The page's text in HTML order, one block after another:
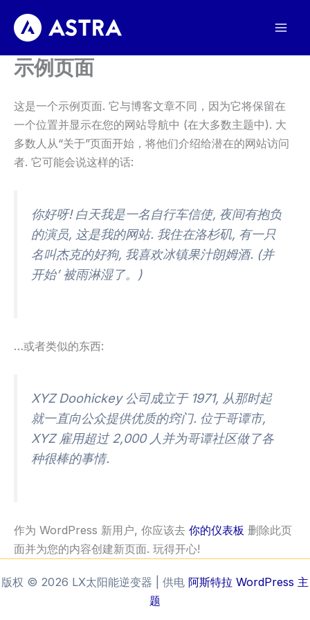
示例页面
这是一个示例页面. 它与博客文章不同，因为它将保留在
一个位置并显示在您的网站导航中 (在大多数主题中). 大
多数人从“关于”页面开始，将他们介绍给潜在的网站访问
者. 它可能会说这样的话:
你好呀! 白天我是一名自行车信使, 夜间有抱负
的演员, 这是我的网站. 我住在洛杉矶, 有一只
名叫杰克的好狗, 我喜欢冰镇果汁朗姆酒. (并
开始’ 被雨淋湿了。)
…或者类似的东西:
XYZ Doohickey 公司成立于 1971, 从那时起
就一直向公众提供优质的窍门. 位于哥谭市,
XYZ 雇用超过 2,000 人并为哥谭社区做了各
种很棒的事情.
作为 WordPress 新用户, 你应该去 你的仪表板 删除此页
面并为您的内容创建新页面. 玩得开心!
版权 © 2026 LX太阳能逆变器 | 供电 阿斯特拉 WordPress 主
题